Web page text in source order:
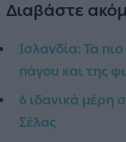
Διαβάστε
Ισλανδία: Τα
πάγου και της
6 ιδανικά μέρη
Σέλας